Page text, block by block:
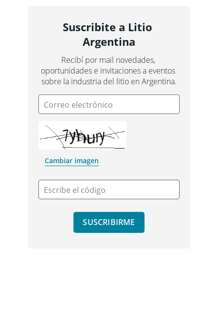
Suscribite a Litio
Argentina
Recibí por mail novedades,
oportunidades e invitaciones a eventos
sobre la industria del litio en Argentina.
Correo electrónico
Cambiar imagen
Escribe el código